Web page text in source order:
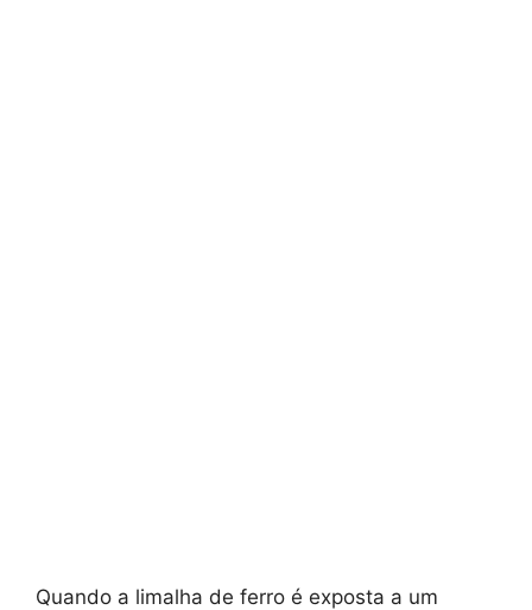
Quando a limalha de ferro é exposta a um